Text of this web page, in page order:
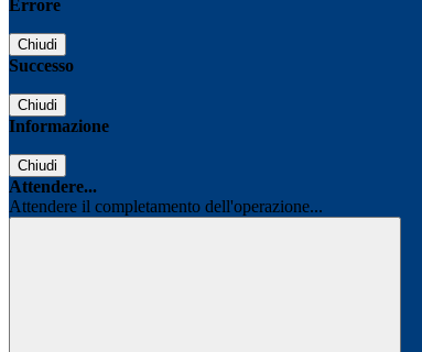
Errore
Chiudi
Successo
Chiudi
Informazione
Chiudi
Attendere...
Attendere il completamento dell'operazione...